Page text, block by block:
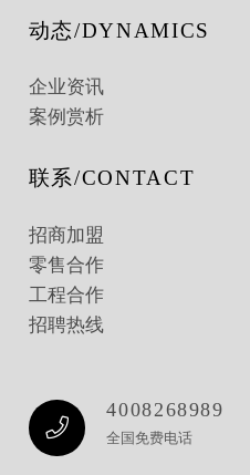
动态/DYNAMICS
企业资讯
案例赏析
联系/CONTACT
招商加盟
零售合作
工程合作
招聘热线
4008268989
全国免费电话